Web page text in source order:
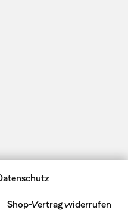
Shop-Vertrag widerrufen